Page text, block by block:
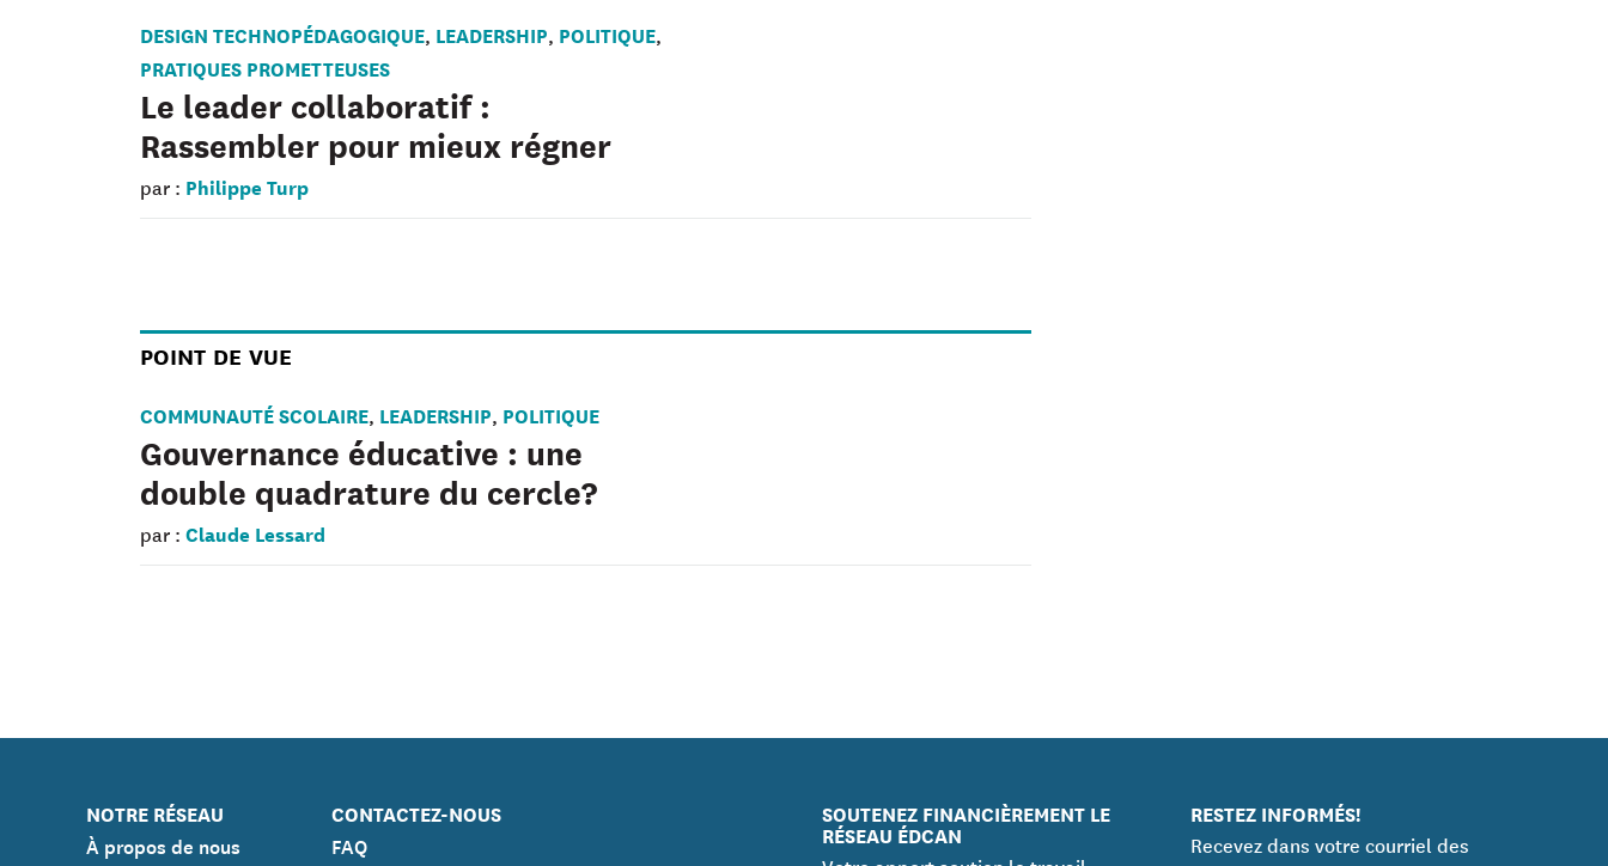
DESIGN TECHNOPÉDAGOGIQUE, LEADERSHIP, POLITIQUE,
PRATIQUES PROMETTEUSES
Le leader collaboratif :
Rassembler pour mieux régner
par : Philippe Turp
POINT DE VUE
COMMUNAUTÉ SCOLAIRE, LEADERSHIP, POLITIQUE
Gouvernance éducative : une
double quadrature du cercle?
par : Claude Lessard
NOTRE RÉSEAU
À propos de nous
CONTACTEZ-NOUS
FAQ
SOUTENEZ FINANCIÈREMENT LE
RÉSEAU ÉDCAN
RESTEZ INFORMÉS!
Recevez dans votre courriel des